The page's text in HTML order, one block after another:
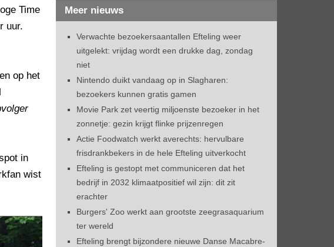
Time
uur.
op het
in
wist
Meer nieuws
Verwachte bezoekersaantallen Efteling weer
uitgelekt: vrijdag wordt een drukke dag, zondag
niet
Nintendo duikt vandaag op in Slagharen:
bezoekers kunnen gratis gamen
Movie Park zet veertig miljoenste bezoeker in het
zonnetje: gezin krijgt flinke prijzenregen
Actie Foodwatch werkt averechts: hervulbare
frisdrankbekers in de hele Efteling uitverkocht
Efteling is gestopt met communiceren dat het
bedrijf in 2032 klimaatpositief wil zijn: dit zit
erachter
Burgers' Zoo werkt aan grootste zeegrasaquarium
ter wereld
Efteling brengt bijzondere nieuwe Danse Macabre-